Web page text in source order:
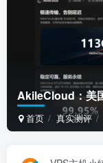
AkileCloud：美
首页 真实测评